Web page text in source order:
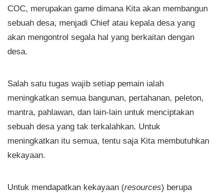
COC, merupakan game dimana Kita akan membangun
sebuah desa, menjadi Chief atau kepala desa yang
akan mengontrol segala hal yang berkaitan dengan
desa.
Salah satu tugas wajib setiap pemain ialah
meningkatkan semua bangunan, pertahanan, peleton,
mantra, pahlawan, dan lain-lain untuk menciptakan
sebuah desa yang tak terkalahkan. Untuk
meningkatkan itu semua, tentu saja Kita membutuhkan
kekayaan.
Untuk mendapatkan kekayaan (resources) berupa